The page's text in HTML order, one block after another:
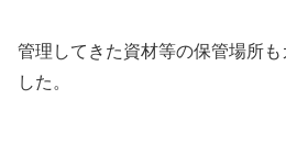
管理してきた資材等の保管場所
した。